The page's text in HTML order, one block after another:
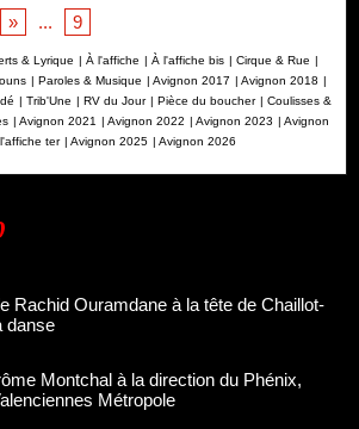
» ... 9
& Lyrique | À l'affiche | À l'affiche bis | Cirque & Rue |
| Paroles & Musique | Avignon 2017 | Avignon 2018 |
| Trib'Une | RV du Jour | Pièce du boucher | Coulisses &
| Avignon 2021 | Avignon 2022 | Avignon 2023 | Avignon
ter | Avignon 2025 | Avignon 2026
Montchal à la direction du Phénix,
Métropole
Ducorps et Mikaël Serre à la direction
- Centre Dramatique National Grand